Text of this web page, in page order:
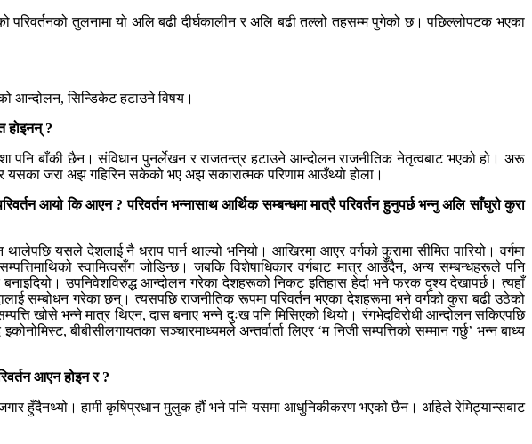
तुलनामा यो अलि बढी दीर्घकालीन र अलि बढी तल्लो तहसम्म पुगेको छ। पछिल्लोपटक भएका
आन्दोलन, सिन्डिकेट हटाउने विषय।
होइनन् ?
पनि बाँकी छैन। संविधान पुनर्लेखन र राजतन्त्र हटाउने आन्दोलन राजनीतिक नेतृत्वबाट भएको हो। अरू
यसका जरा अझ गहिरिन सकेको भए अझ सकारात्मक परिणाम आउँथ्यो होला।
आयो कि आएन ? परिवर्तन भन्नासाथ आर्थिक सम्बन्धमा मात्रै परिवर्तन हुनुपर्छ भन्नु अलि साँघुरो कुरा
यसले देशलाई नै धराप पार्न थाल्यो भनियो। आखिरमा आएर वर्गको कुरामा सीमित पारियो। वर्गमा
स्वामित्वसँग जोडिन्छ। जबकि विशेषाधिकार वर्गबाट मात्र आउँदैन, अन्य सम्बन्धहरूले पनि
उपनिवेशविरुद्ध आन्दोलन गरेका देशहरूको निकट इतिहास हेर्दा भने फरक दृश्य देखापर्छ। त्यहाँ
सम्बोधन गरेका छन्। त्यसपछि राजनीतिक रूपमा परिवर्तन भएका देशहरूमा भने वर्गको कुरा बढी उठेको
खोसे भन्ने मात्र थिएन, दास बनाए भन्ने दुःख पनि मिसिएको थियो। रंगभेदविरोधी आन्दोलन सकिएपछि
बीबीसीलगायतका सञ्चारमाध्यमले अन्तर्वार्ता लिएर ‘म निजी सम्पत्तिको सम्मान गर्छु’ भन्न बाध्य
आएन होइन र ?
हुँदैनथ्यो। हामी कृषिप्रधान मुलुक हौं भने पनि यसमा आधुनिकीकरण भएको छैन। अहिले रेमिट्यान्सबाट